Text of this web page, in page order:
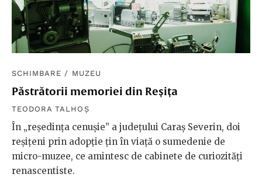
SCHIMBARE / MUZEU
Păstrătorii memoriei din Reșița
TEODORA TALHOȘ
În „reședința cenușie” a județului Caraș Severin, doi
reșițeni prin adopție țin în viață o sumedenie de
micro-muzee, ce amintesc de cabinete de curiozități
renascentiste.